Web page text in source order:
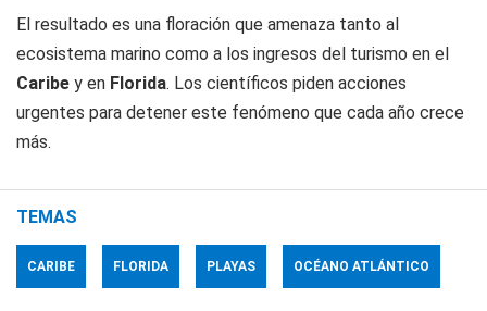
El resultado es una floración que amenaza tanto al
ecosistema marino como a los ingresos del turismo en el
Caribe y en Florida. Los científicos piden acciones
urgentes para detener este fenómeno que cada año crece
más.
TEMAS
CARIBE FLORIDA PLAYAS OCÉANO ATLÁNTICO